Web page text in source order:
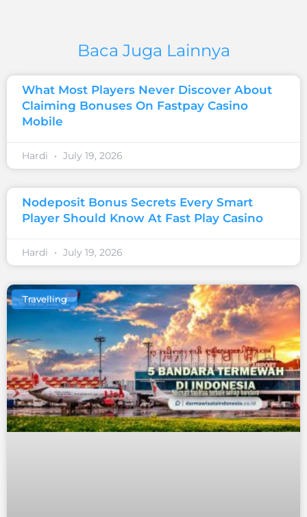
Baca Juga Lainnya
What Most Players Never Discover About
Claiming Bonuses On Fastpay Casino
Mobile
Hardi July 19, 2026
Nodeposit Bonus Secrets Every Smart
Player Should Know At Fast Play Casino
Hardi July 19, 2026
Travelling